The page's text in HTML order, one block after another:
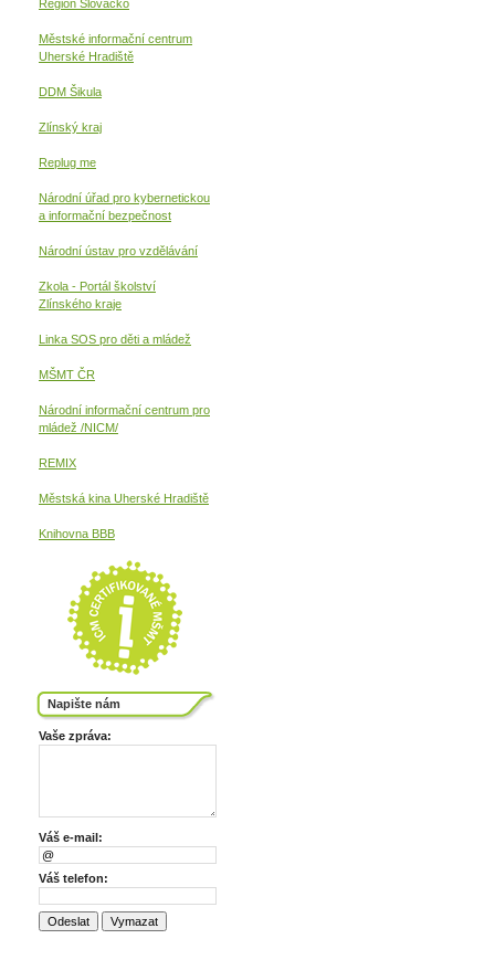
Region Slovácko
Městské informační centrum
Uherské Hradiště
DDM Šikula
Zlínský kraj
Replug me
Národní úřad pro kybernetickou
a informační bezpečnost
Národní ústav pro vzdělávání
Zkola - Portál školství
Zlínského kraje
Linka SOS pro děti a mládež
MŠMT ČR
Národní informační centrum pro
mládež /NICM/
REMIX
Městská kina Uherské Hradiště
Knihovna BBB
Napište nám
Vaše zpráva:
Váš e-mail:
Váš telefon: